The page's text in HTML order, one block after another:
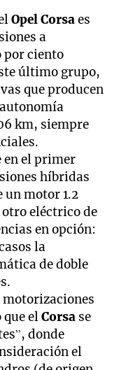
Opel Corsaes
a
por ciento
último grupo,
que producen
km, siempre
en el primer
híbridas
un motor 1.2
eléctrico de
en opción:
la
de doble
que elCorsa se
donde
el